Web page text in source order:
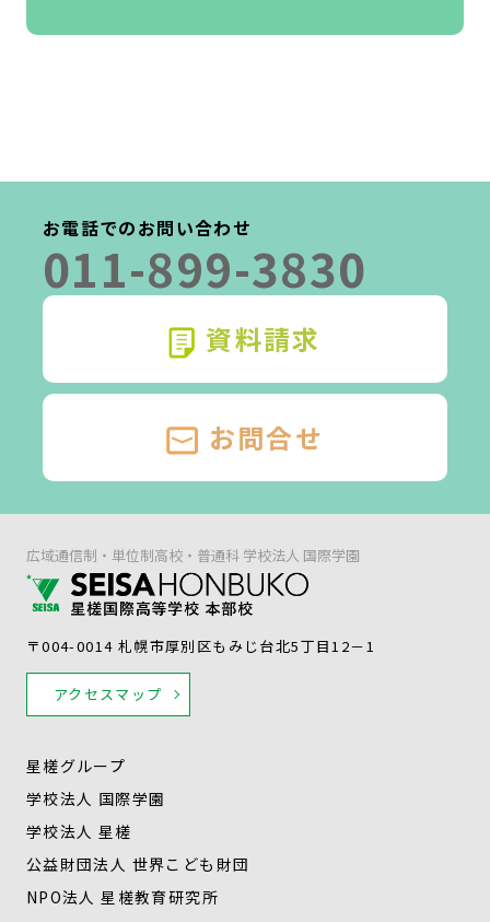
お電話でのお問い合わせ
011-899-3830
資料請求
お問合せ
広域通信制・単位制高校・普通科 学校法人 国際学園
〒004-0014 札幌市厚別区もみじ台北5丁目12－1
アクセスマップ
星槎グループ
学校法人 国際学園
学校法人 星槎
公益財団法人 世界こども財団
NPO法人 星槎教育研究所